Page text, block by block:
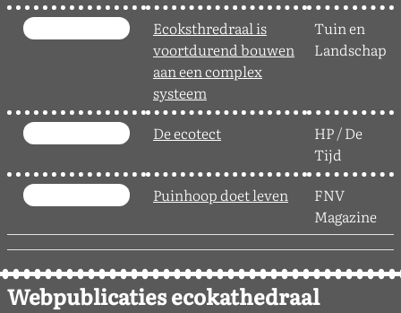
Ecoksthredraal is
voortdurend bouwen
aan een complex
systeem
Tuin en
Landschap
De ecotect
HP / De
Tijd
Puinhoop doet leven
FNV
Magazine
Webpublicaties ecokathedraal